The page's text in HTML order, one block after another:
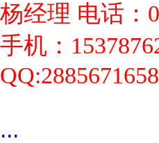
杨经理 电话：
手机：
QQ:2885671658
...